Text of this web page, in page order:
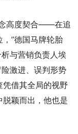
高度契合——在追
”德国马牌轮胎
与营销负责人埃
激进、误判形势
借其全局的视野
颖而出，他也是